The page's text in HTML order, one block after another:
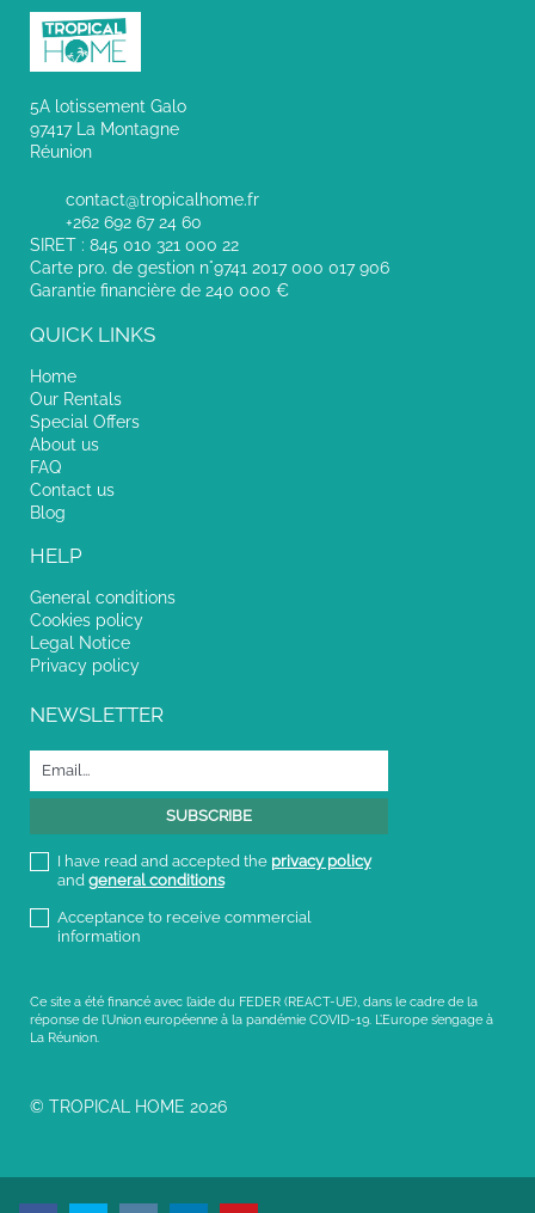
5A lotissement Galo
97417 La Montagne
Réunion
contact@tropicalhome.fr
+262 692 67 24 60
SIRET : 845 010 321 000 22
Carte pro. de gestion n°9741 2017 000 017 906
Garantie financière de 240 000 €
QUICK LINKS
Home
Our Rentals
Special Offers
About us
FAQ
Contact us
Blog
HELP
General conditions
Cookies policy
Legal Notice
Privacy policy
NEWSLETTER
I have read and accepted the privacy policy
and general conditions
Acceptance to receive commercial
information
Ce site a été financé avec l’aide du FEDER (REACT-UE), dans le cadre de la
réponse de l’Union européenne à la pandémie COVID-19. L’Europe s’engage à
La Réunion.
© TROPICAL HOME 2026